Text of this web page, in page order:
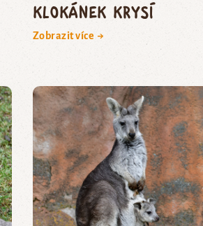
klokánek krysí
Zobrazit více →